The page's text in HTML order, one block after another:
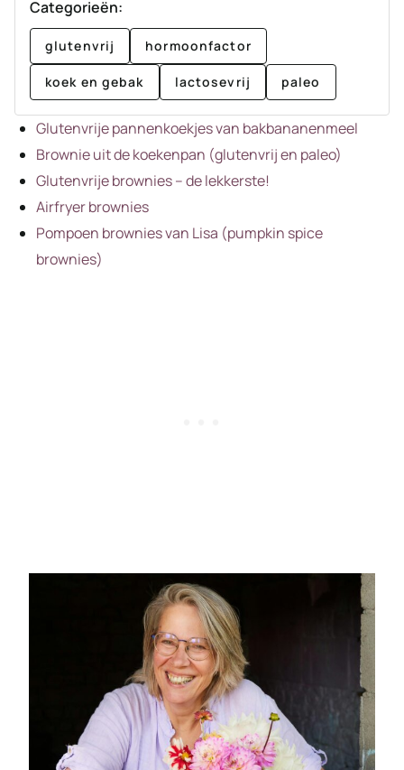
Categorieën:
glutenvrij hormoonfactor
koek en gebak lactosevrij paleo
Glutenvrije pannenkoekjes van bakbananenmeel
Brownie uit de koekenpan (glutenvrij en paleo)
Glutenvrije brownies – de lekkerste!
Airfryer brownies
Pompoen brownies van Lisa (pumpkin spice
brownies)